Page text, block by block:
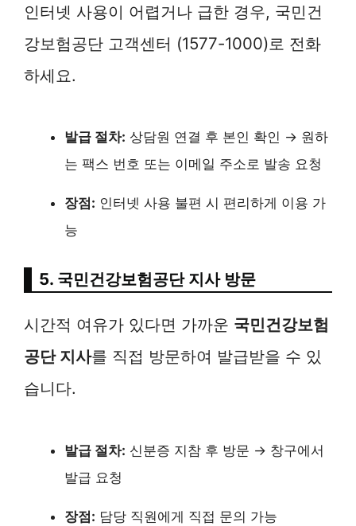
인터넷 사용이 어렵거나 급한 경우, 국민건
강보험공단 고객센터 (1577-1000)로 전화
하세요.
발급 절차: 상담원 연결 후 본인 확인 → 원하
는 팩스 번호 또는 이메일 주소로 발송 요청
장점: 인터넷 사용 불편 시 편리하게 이용 가
능
5. 국민건강보험공단 지사 방문
시간적 여유가 있다면 가까운 국민건강보험
공단 지사를 직접 방문하여 발급받을 수 있
습니다.
발급 절차: 신분증 지참 후 방문 → 창구에서
발급 요청
장점: 담당 직원에게 직접 문의 가능